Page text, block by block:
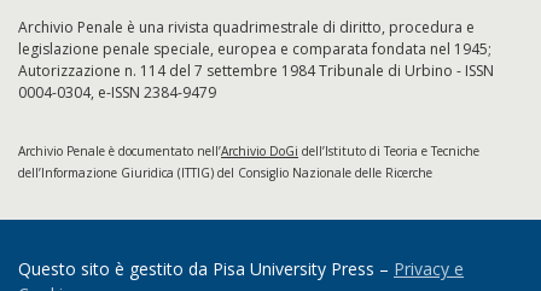
Archivio Penale è una rivista quadrimestrale di diritto, procedura e
legislazione penale speciale, europea e comparata fondata nel 1945;
Autorizzazione n. 114 del 7 settembre 1984 Tribunale di Urbino - ISSN
0004-0304, e-ISSN 2384-9479
Archivio Penale è documentato nell’Archivio DoGi dell’Istituto di Teoria e Tecniche
dell’Informazione Giuridica (ITTIG) del Consiglio Nazionale delle Ricerche
Questo sito è gestito da Pisa University Press – Privacy e